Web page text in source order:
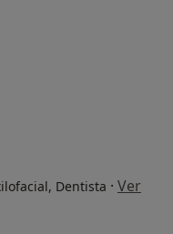
Dentista · Ver